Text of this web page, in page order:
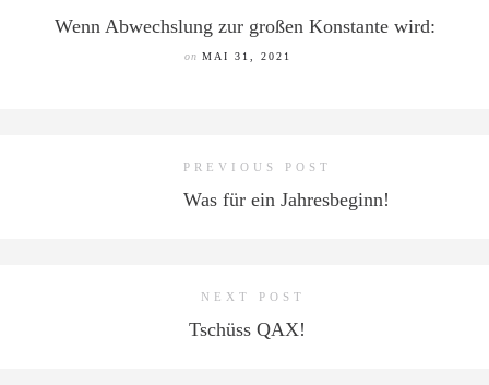
Wenn Abwechslung zur großen Konstante wird:
on MAI 31, 2021
PREVIOUS POST
Was für ein Jahresbeginn!
NEXT POST
Tschüss QAX!